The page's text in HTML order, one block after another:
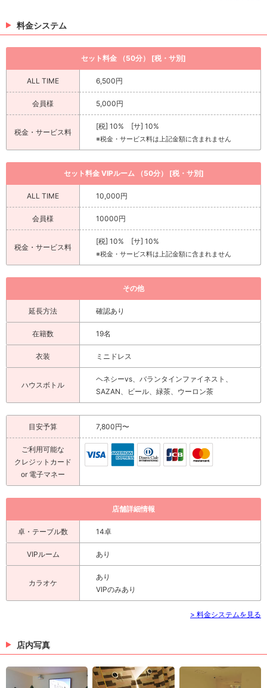
料金システム
セット料金 （50分） [税・サ別]
ALL TIME 6,500円
会員様 5,000円
税金・サービス料
[税] 10% [サ] 10%
※税金・サービス料は上記金額に含まれません
セット料金 VIPルーム （50分） [税・サ別]
ALL TIME 10,000円
会員様 10000円
税金・サービス料
[税] 10% [サ] 10%
※税金・サービス料は上記金額に含まれません
その他
延長方法 確認あり
在籍数 19名
衣装 ミニドレス
ハウスボトル
ヘネシーvs、バランタインファイネスト、
SAZAN、ビール、緑茶、ウーロン茶
目安予算 7,800円〜
ご利用可能な
クレジットカード
or 電子マネー
店舗詳細情報
卓・テーブル数 14卓
VIPルーム あり
カラオケ
あり
VIPのみあり
> 料金システムを見る
店内写真